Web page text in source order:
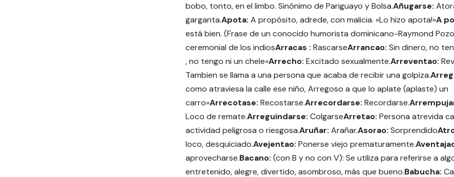
bobo, tonto, en el limbo. Sinónimo de Pariguayo y Bolsa.Añugarse:
garganta.Apota: A propósito, adrede, con malicia. «Lo hizo apota!»A
está bien. (Frase de un conocido humorista dominicano-Raymond
ceremonial de los indiosArracas : RascarseArrancao: Sin dinero, no
, no tengo ni un chele»Arrecho: Excitado sexualmente.Arreventao:
Tambien se llama a una persona que acaba de recibir una golpiza.
como atraviesa la calle ese niño, Arregoso a que lo aplate (aplaste) un
carro»Arrecotase: Recostarse.Arrecordarse: Recordarse.
Loco de remate.Arreguindarse: ColgarseArretao: Persona atrevida
actividad peligrosa o riesgosa.Aruñar: Arañar.Asorao: Sorprendido
loco, desquiciado.Avejentao: Ponerse viejo prematuramente.
aprovecharse.Bacano: (con B y no con V): Se utiliza para referirse a
entretenido, alegre, divertido, asombroso, más que bueno.Babucha: